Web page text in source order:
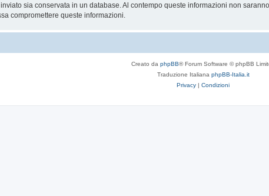
sia conservata in un database. Al contempo queste informazioni non
compromettere queste informazioni.
Creato da phpBB® Forum Software © phpBB
Traduzione Italiana phpBB-Italia.it
Privacy | Condizioni